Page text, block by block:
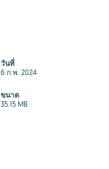
วันที่
6 ก.พ. 2024
ขนาด
35.15 MB